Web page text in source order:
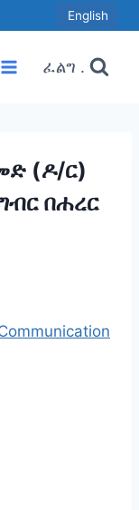
English
ፈልግ .
(ዶ/ር)
በሐረር